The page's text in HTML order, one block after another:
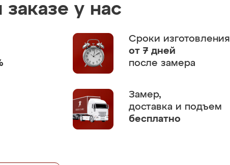
у нас
Сроки изготовления
от 7 дней
после замера
Замер,
доставка и подъем
бесплатно